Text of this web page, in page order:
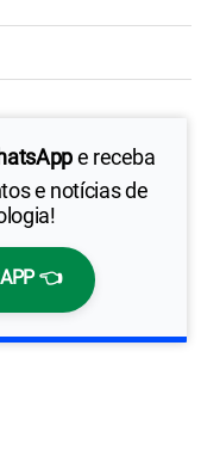
e receba
e notícias de
👈